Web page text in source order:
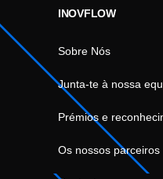
INOVFLOW
Sobre Nós
Junta-te à nossa
Prémios e
Os nossos parceiros